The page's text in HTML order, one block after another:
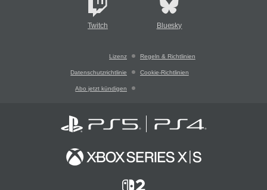
Twitch Bluesky
Lizenz Regeln & Richtlinien
Datenschutzrichtlinie Cookie-Richtlinien
Abo jetzt kündigen